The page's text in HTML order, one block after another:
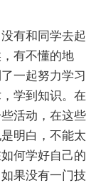
有和同学去起
有不懂的地
一起努力学习
学到知识。在
活动，在这些
明白，不能太
何学好自己的
果没有一门技